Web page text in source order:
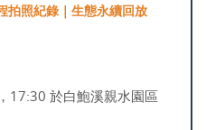
拍照紀錄｜生態永續回放
17:30 於白鮑溪親水園區